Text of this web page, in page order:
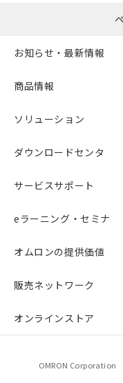
お知らせ・最新情報
商品情報
ソリューション
ダウンロードセンタ
サービスサポート
eラーニング・セミナ
オムロンの提供価値
販売ネットワーク
オンラインストア
OMRON Corporation